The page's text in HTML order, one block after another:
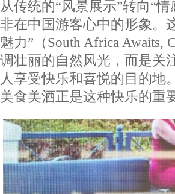
从传统的“风景展示”转向“
非在中国游客心中的形象。
魅力”（South Africa Awaits,
调壮丽的自然风光，而是关
人享受快乐和喜悦的目的地
美食美酒正是这种快乐的重